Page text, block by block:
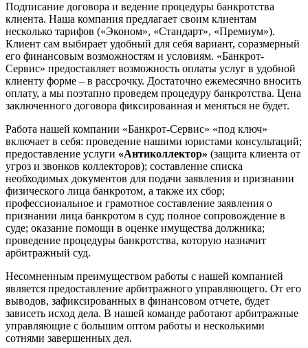
Подписание договора и ведение процедуры банкротства
клиента. Наша компания предлагает своим клиентам
несколько тарифов («Эконом», «Стандарт», «Премиум»).
Клиент сам выбирает удобный для себя вариант, соразмерный
его финансовым возможностям и условиям. «Банкрот-
Сервис» предоставляет возможность оплаты услуг в удобной
клиенту форме – в рассрочку. Достаточно ежемесячно вносить
оплату, а мы поэтапно проведем процедуру банкротства. Цена
заключенного договора фиксированная и меняться не будет.
Работа нашей компании «Банкрот-Сервис» «под ключ»
включает в себя: проведение нашими юристами консультаций;
предоставление услуги «Антиколлектор» (защита клиента от
угроз и звонков коллекторов); составление списка
необходимых документов для подачи заявления и признании
физического лица банкротом, а также их сбор;
профессиональное и грамотное составление заявления о
признании лица банкротом в суд; полное сопровождение в
суде; оказание помощи в оценке имущества должника;
проведение процедуры банкротства, которую назначит
арбитражный суд.
Несомненным преимуществом работы с нашей компанией
является предоставление арбитражного управляющего. От его
выводов, зафиксированных в финансовом отчете, будет
зависеть исход дела. В нашей команде работают арбитражные
управляющие с большим оптом работы и несколькими
сотнями завершенных дел.